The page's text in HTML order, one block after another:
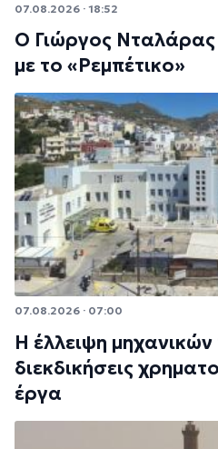
07.08.2026 · 18:52
Ο Γιώργος Νταλάρας
με το «Ρεμπέτικο»
07.08.2026 · 07:00
Η έλλειψη
διεκδικήσεις
έργα